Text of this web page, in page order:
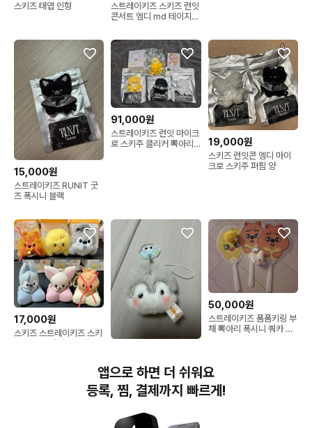
스키즈 태엽 인형
스트레이키즈 스키즈 런잇
콘서트 엠디 md 테이지
카 포함
15,000원
스트레이키즈 RUNIT 굿
즈 폭시니 블랙
91,000원
스트레이키즈 런잇 마이크
로 스키주 클리커 뽁아리
19,000원
스키즈 런잇콘 엠디 마이
크로 스키주 퍼핌 양
17,000원
스키즈 스트레이키즈 스키
스트레이키즈 스키즈 스키
주 입장 기프트 선물 폼폼
키링 울프찬
50,000원
스트레이키즈 폼폼키링 부
채 뽁아리 폭시니 쿼카 일
앱으로 하면 더 쉬워요
등록, 찜, 결제까지 빠르게!